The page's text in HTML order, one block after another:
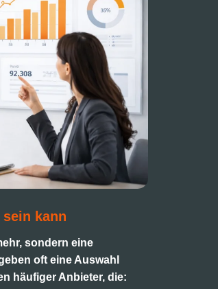
kann
sondern eine
oft eine Auswahl
häufiger Anbieter, die: